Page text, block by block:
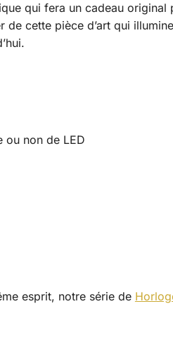
qui fera un cadeau
de cette pièce d’art qui
ou non de LED
esprit, notre série de